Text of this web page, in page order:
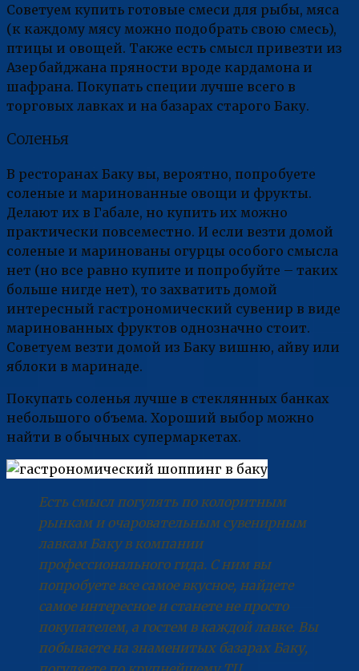
Советуем купить готовые смеси для рыбы, мяса
(к каждому мясу можно подобрать свою смесь),
птицы и овощей. Также есть смысл привезти из
Азербайджана пряности вроде кардамона и
шафрана. Покупать специи лучше всего в
торговых лавках и на базарах старого Баку.
Соленья
В ресторанах Баку вы, вероятно, попробуете
соленые и маринованные овощи и фрукты.
Делают их в Габале, но купить их можно
практически повсеместно. И если везти домой
соленые и маринованы огурцы особого смысла
нет (но все равно купите и попробуйте – таких
больше нигде нет), то захватить домой
интересный гастрономический сувенир в виде
маринованных фруктов однозначно стоит.
Советуем везти домой из Баку вишню, айву или
яблоки в маринаде.
Покупать соленья лучше в стеклянных банках
небольшого объема. Хороший выбор можно
найти в обычных супермаркетах.
Есть смысл погулять по колоритным
рынкам и очаровательным сувенирным
лавкам Баку в компании
профессионального гида. С ним вы
попробуете все самое вкусное, найдете
самое интересное и станете не просто
покупателем, а гостем в каждой лавке. Вы
побываете на знаменитых базарах Баку,